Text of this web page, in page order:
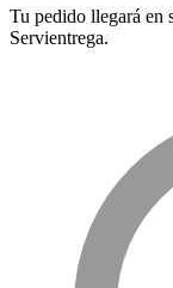
Tu pedido llegará en
Servientrega.